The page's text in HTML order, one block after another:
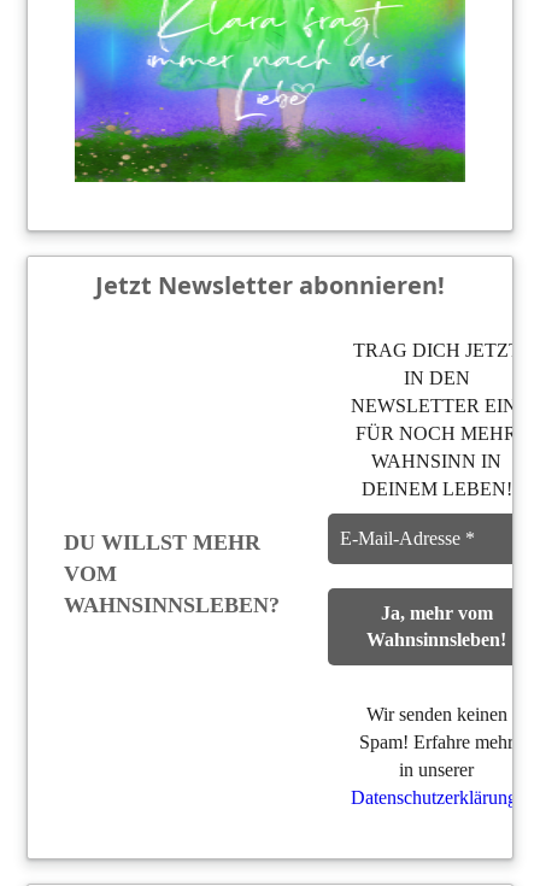
Jetzt Newsletter abonnieren!
DU WILLST MEHR
VOM
WAHNSINNSLEBEN?
TRAG DICH JETZT
IN DEN
NEWSLETTER EIN,
FÜR NOCH MEHR
WAHNSINN IN
DEINEM LEBEN!
Wir senden keinen
Spam! Erfahre mehr
in unserer
Datenschutzerklärung